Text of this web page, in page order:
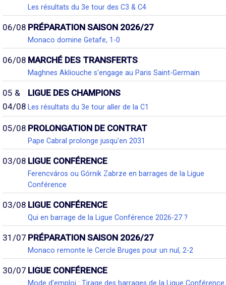
Les résultats du 3e tour des C3 & C4
06/08 PRÉPARATION SAISON 2026/27
Monaco domine Getafe, 1-0
06/08 MARCHÉ DES TRANSFERTS
Maghnes Akliouche s'engage au Paris Saint-Germain
05 &
04/08
LIGUE DES CHAMPIONS
Les résultats du 3e tour aller de la C1
05/08 PROLONGATION DE CONTRAT
Pape Cabral prolonge jusqu'en 2031
03/08 LIGUE CONFÉRENCE
Ferencváros ou Górnik Zabrze en barrages de la Ligue
Conférence
03/08 LIGUE CONFÉRENCE
Qui en barrage de la Ligue Conférence 2026-27 ?
31/07 PRÉPARATION SAISON 2026/27
Monaco remonte le Cercle Bruges pour un nul, 2-2
30/07 LIGUE CONFÉRENCE
Mode d'emploi : Tirage des barrages de la Ligue Conférence